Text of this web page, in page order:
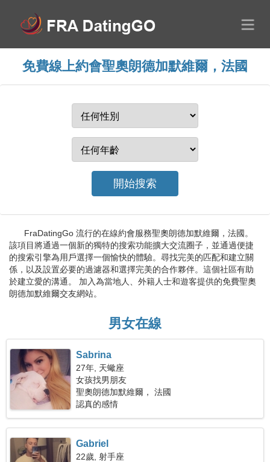
免費線上約會聖奧朗德加默維爾，法國
FraDatingGo 流行的在線約會服務聖奧朗德加默維爾，法國。
該項目將通過一個新的獨特的搜索功能擴大交流圈子，並通過便捷
的搜索引擎為用戶選擇一個愉快的體驗。尋找完美的匹配和建立關
係，以及設置必要的過濾器和選擇完美的合作夥伴。這個社區有助
於建立愛的溝通。 加入為當地人、外籍人士和遊客提供的免費聖奧
朗德加默維爾交友網站。
男女在線
Sabrina
27年, 天蠍座
女孩找男朋友
聖奧朗德加默維爾， 法國
認真的感情
Gabriel
22歲, 射手座